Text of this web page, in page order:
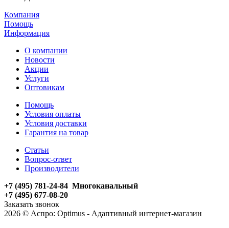
Компания
Помощь
Информация
О компании
Новости
Акции
Услуги
Оптовикам
Помощь
Условия оплаты
Условия доставки
Гарантия на товар
Статьи
Вопрос-ответ
Производители
+7 (495) 781-24-84 Многоканальный
+7 (495) 677-08-20
Заказать звонок
2026 © Аспро: Optimus - Адаптивный интернет-магазин